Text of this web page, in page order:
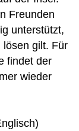
Freunden
unterstützt,
lösen gilt. Für
findet der
wieder